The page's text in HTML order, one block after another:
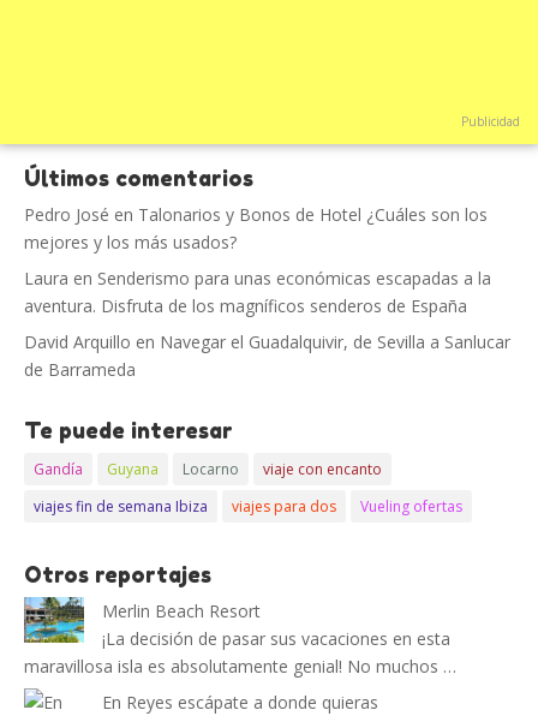
Publicidad
Últimos comentarios
Pedro José en Talonarios y Bonos de Hotel ¿Cuáles son los
mejores y los más usados?
Laura en Senderismo para unas económicas escapadas a la
aventura. Disfruta de los magníficos senderos de España
David Arquillo en Navegar el Guadalquivir, de Sevilla a Sanlucar
de Barrameda
Te puede interesar
Gandía Guyana Locarno
viaje con encanto
viajes fin de semana Ibiza
viajes para dos Vueling ofertas
Otros reportajes
Merlin Beach Resort
¡La decisión de pasar sus vacaciones en esta
maravillosa isla es absolutamente genial! No muchos …
En Reyes escápate a donde quieras